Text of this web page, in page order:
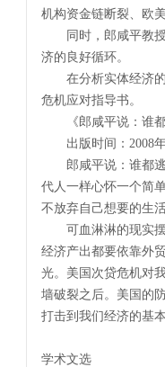
机构资金链断裂、欧
同时，郎咸平教授
济的良好循环。
在分析实体经济的
危机应对指导书。
《郎咸平说：谁都
出版时间：2008
郎咸平说：谁都逃
代人一样心怀一个简
不放弃自己想要的生
可血淋淋的现实摆
经济产出都要依靠外
光。美国次贷危机对
墙破裂之后。美国的
打击到我们经济的基
学术文选